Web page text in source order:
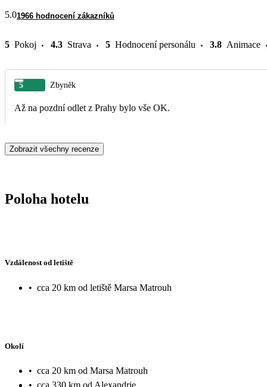
5.01966 hodnocení zákazníků
5 Pokoj 4.3 Strava 5 Hodnocení personálu 3.8 Animace
5 Zbyněk
Až na pozdní odlet z Prahy bylo vše OK.
Zobrazit všechny recenze
Poloha hotelu
Vzdálenost od letiště
• cca 20 km od letiště Marsa Matrouh
Okolí
• cca 20 km od Marsa Matrouh